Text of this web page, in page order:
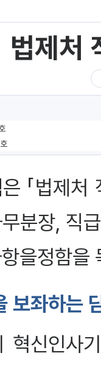
법제처
「법제
분장, 직
을정함
보좌하는
신인사